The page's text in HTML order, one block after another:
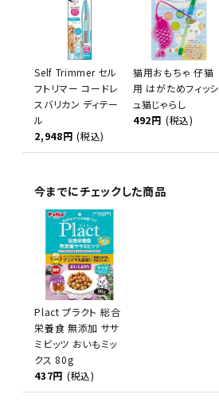
Self Trimmer セル
フトリマー コードレ
スバリカン ディテー
ル
2,948円 (税込)
猫用おもちゃ 仔猫
用 はがためフィッシ
ュ猫じゃらし
492円 (税込)
今までにチェックした商品
Plact プラクト 総合
栄養食 無添加 ササ
ミビッツ おいもミッ
クス 80g
437円 (税込)